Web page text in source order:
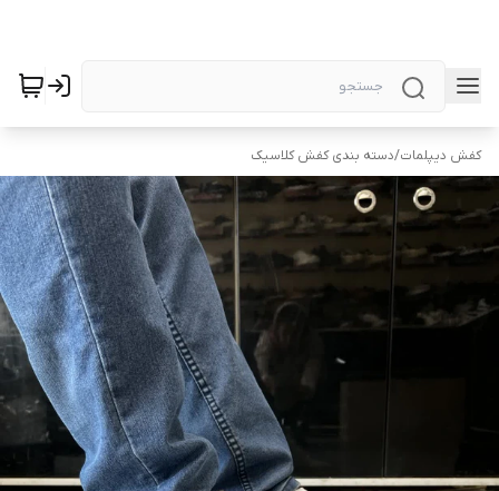
کفش دیپلمات/دسته بندی کفش کلاسیک